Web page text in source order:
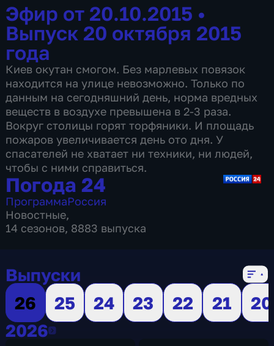
Эфир от 20.10.2015 •
Выпуск 20 октября 2015
года
Киев окутан смогом. Без марлевых повязок
находится на улице невозможно. Только по
данным на сегодняшний день, норма вредных
веществ в воздухе превышена в 2-3 раза.
Вокруг столицы горят торфяники. И площадь
пожаров увеличивается день ото дня. У
спасателей не хватает ни техники, ни людей,
чтобы с ними справиться.
Погода 24
ПрограммаРоссия
Новостные,
14 сезонов, 8883 выпуска
Выпуски
26
25 24 23 22 21
20
20262026